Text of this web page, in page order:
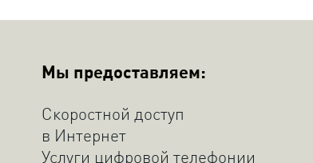
Мы предоставляем:
Скоростной доступ
в Интернет
Услуги цифровой телефонии